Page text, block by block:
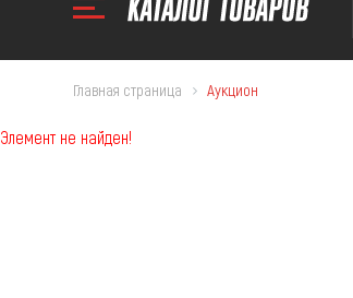
Главная страница Аукцион
Элемент не найден!